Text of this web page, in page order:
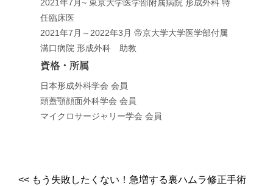
2021年7月~ 東京大学医学部附属病院 形成外科 特
任臨床医
2021年7月～2022年3月 帝京大学大学医学部付属
溝口病院 形成外科 助教
資格・所属
日本形成外科学会 会員
頭蓋顎顔面外科学会 会員
マイクロサージャリー学会 会員
<<もう失敗したくない！急増する裏ハムラ修正手術